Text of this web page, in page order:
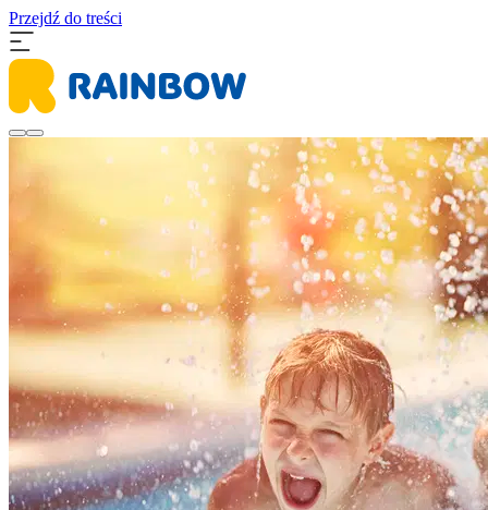
Przejdź do treści